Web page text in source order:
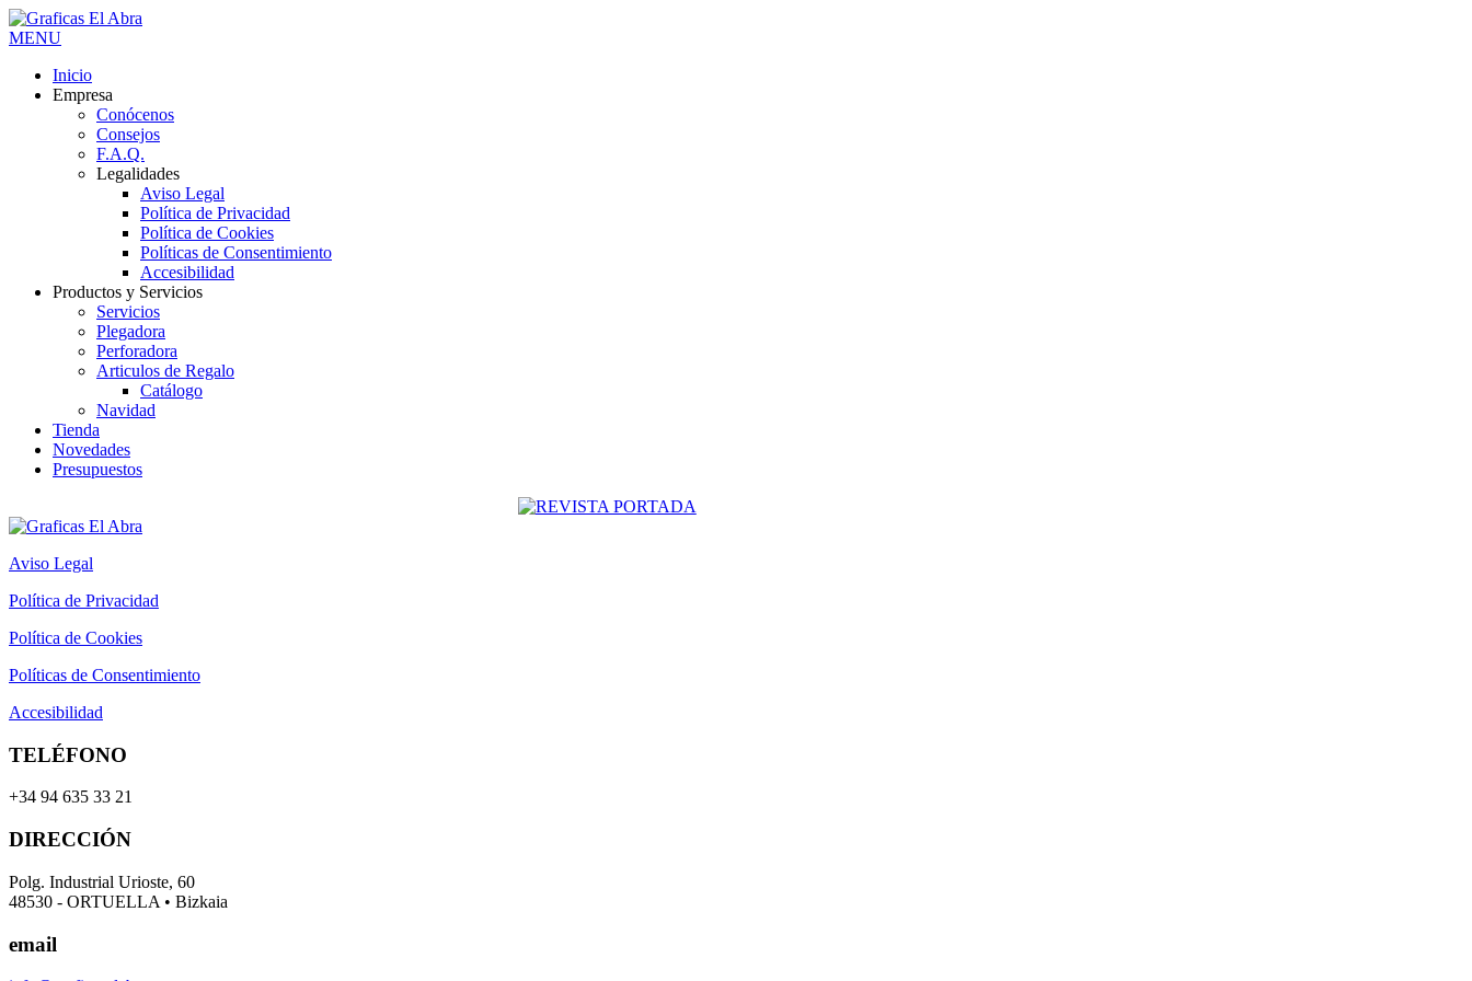
MENU
Inicio
Empresa
Conócenos
Consejos
F.A.Q.
Legalidades
Aviso Legal
Política de Privacidad
Política de Cookies
Políticas de Consentimiento
Accesibilidad
Productos y Servicios
Servicios
Plegadora
Perforadora
Articulos de Regalo
Catálogo
Navidad
Tienda
Novedades
Presupuestos
Aviso Legal
Política de Privacidad
Política de Cookies
Políticas de Consentimiento
Accesibilidad
TELÉFONO
+34 94 635 33 21
DIRECCIÓN
Polg. Industrial Urioste, 60
48530 - ORTUELLA • Bizkaia
email